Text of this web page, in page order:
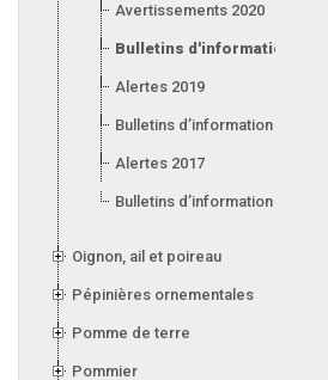
Avertissements 2020
Bulletins d'information 2020
Alertes 2019
Bulletins d’information 2019
Alertes 2017
Bulletins d’information 2017
Oignon, ail et poireau
Pépinières ornementales
Pomme de terre
Pommier